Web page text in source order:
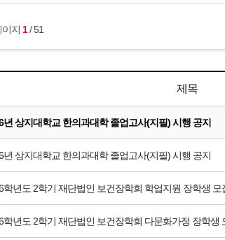
이지 1/ 51
제목
년 상지대학교 한의과대학 졸업고사(지필) 시행 공지
년 상지대학교 한의과대학 졸업고사(지필) 시행 공지
학년도 2학기 재단법인 보건장학회 학업지원 장학생 모
학년도 2학기 재단법인 보건장학회 다문화가정 장학생